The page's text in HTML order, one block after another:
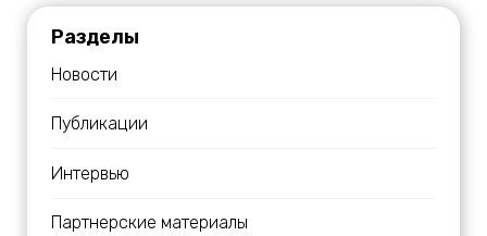
Разделы
Новости
Публикации
Интервью
Партнерские материалы